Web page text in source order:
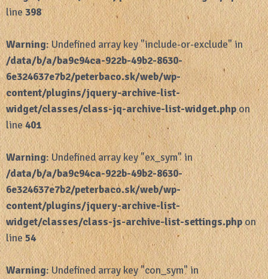
line398
Warning: Undefined array key "include-or-exclude" in
/data/b/a/ba9c94ca-922b-49b2-8630-
6e324637e7b2/peterbaco.sk/web/wp-
content/plugins/jquery-archive-list-
widget/classes/class-jq-archive-list-widget.phpon
line401
Warning: Undefined array key "ex_sym" in
/data/b/a/ba9c94ca-922b-49b2-8630-
6e324637e7b2/peterbaco.sk/web/wp-
content/plugins/jquery-archive-list-
widget/classes/class-js-archive-list-settings.phpon
line54
Warning: Undefined array key "con_sym" in